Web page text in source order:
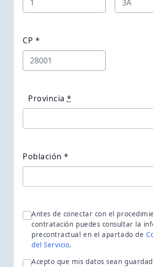
CP *
Provincia*
Población *
Antes de conectar con el
contratación puedes consultar la
precontractual en el apartado de
del Servicio.
Acepto que mis datos sean